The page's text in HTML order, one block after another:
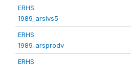
ERHS
1989_arslvs5
ERHS
1989_arsprodv
ERHS